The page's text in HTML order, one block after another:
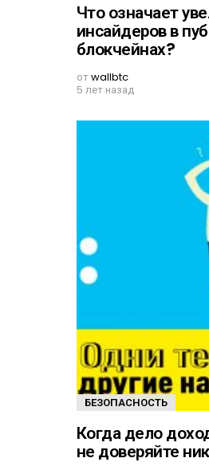
Что означает
инсайдеров в
блокчейнах?
отwallbtc
5 лет назад
БЕЗОПАСНОСТЬ
Когда дело
не доверяйте